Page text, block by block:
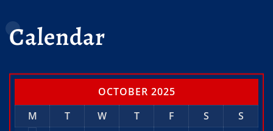
Calendar
OCTOBER 2025
M
T W T F S
S